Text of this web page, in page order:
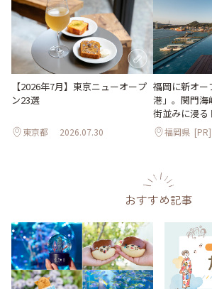
【2026年7月】東京ニューオープ
ン23選
東京都 2026.07.30
福岡に新オー
港」。関門海
街並みに浸る
福岡県 [PR]
おすすめ記事